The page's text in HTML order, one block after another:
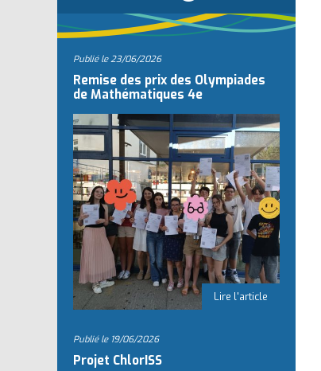
Publié le23/06/2026
Remise des prix des Olympiades
de Mathématiques 4e
Publié le 19/06/2026
Projet ChlorISS